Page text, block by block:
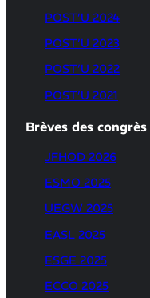
POST’U 2024
POST’U 2023
POST’U 2022
POST’U 2021
Brèves des congrès
JFHOD 2026
ESMO 2025
UEGW 2025
EASL 2025
ESGE 2025
ECCO 2025